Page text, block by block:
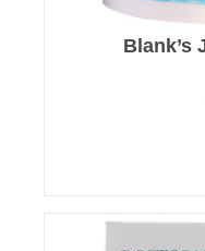
Blank’s